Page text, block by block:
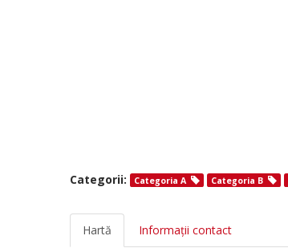
Categorii:
Categoria A Categoria B
Hartă Informații contact